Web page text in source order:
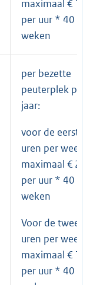
maximaal €
per uur * 40
weken
per bezette
peuterplek per
jaar:
voor de eerste 8
uren per week *
maximaal €
per uur * 40
weken
Voor de tweede
uren per week *
maximaal €
per uur * 40